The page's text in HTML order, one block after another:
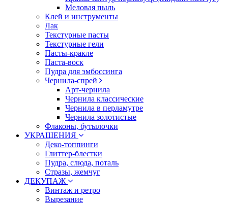
Меловая пыль
Клей и инструменты
Лак
Текстурные пасты
Текстурные гели
Пасты-кракле
Паста-воск
Пудра для эмбоссинга
Чернила-спрей
Арт-чернила
Чернила классические
Чернила в перламутре
Чернила золотистые
Флаконы, бутылочки
УКРАШЕНИЯ
Деко-топпинги
Глиттер-блестки
Пудра, слюда, поталь
Стразы, жемчуг
ДЕКУПАЖ
Винтаж и ретро
Вырезание